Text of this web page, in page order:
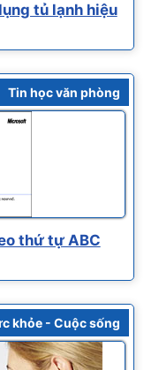
tủ lạnh hiệu
Tin học văn phòng
thứ tự ABC
khỏe - Cuộc sống